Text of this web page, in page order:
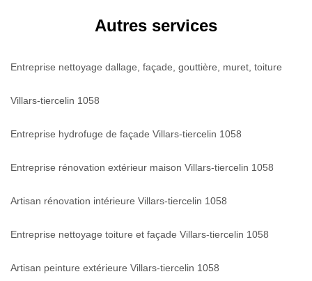
Autres services
Entreprise nettoyage dallage, façade, gouttière, muret, toiture
Villars-tiercelin 1058
Entreprise hydrofuge de façade Villars-tiercelin 1058
Entreprise rénovation extérieur maison Villars-tiercelin 1058
Artisan rénovation intérieure Villars-tiercelin 1058
Entreprise nettoyage toiture et façade Villars-tiercelin 1058
Artisan peinture extérieure Villars-tiercelin 1058